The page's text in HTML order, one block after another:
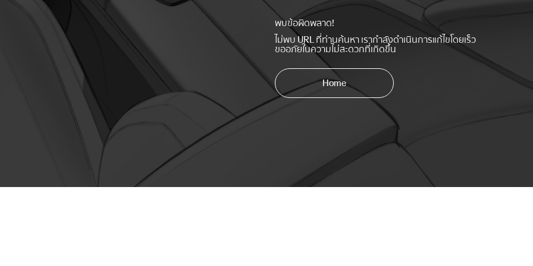
พบข้อผิดพลาด!
ไม่พบ URL ที่ท่านค้นหา เรากำลังดำเนินการแก้ไขโดยเร็ว
ขออภัยในความไม่สะดวกที่เกิดขึ้น
Home